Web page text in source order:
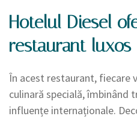
Hotelul Diesel
restaurant luxos
În acest restaurant, fiecare
culinară specială, îmbinând
influențe internaționale.